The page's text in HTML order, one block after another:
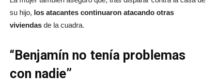
su hijo, los atacantes continuaron atacando otras
viviendas de la cuadra.
“Benjamín no tenía problemas
con nadie”